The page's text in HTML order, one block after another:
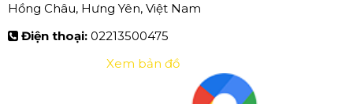
Hồng Châu, Hưng Yên, Việt Nam
Điện thoại: 02213500475
Xem bản đồ